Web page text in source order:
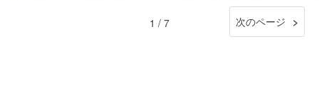
1 / 7 次のページ